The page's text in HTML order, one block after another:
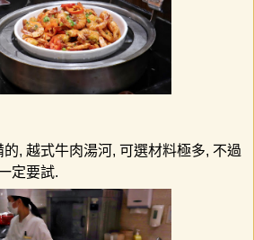
的, 越式牛肉湯河, 可選材料極多, 不過
定要試.